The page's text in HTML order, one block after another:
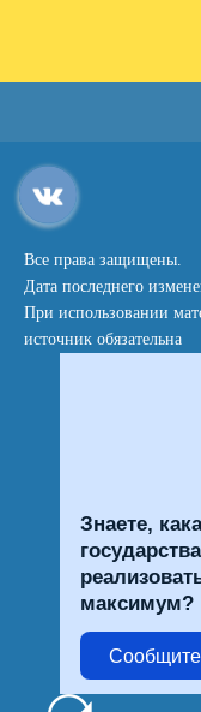
Все права защищены.
Дата последнего
При использовании
источник обязательна
Знаете,
максимум?